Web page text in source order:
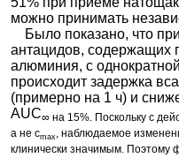
можно принимать
Было показано, что
антацидов, содержащих
алюминия, с
происходит задержка
(примерно на 1 ч) и
AUC∞ на 15%. Поскольку с
а не сmax , наблюдаемое
клинически значимым. Поэтому